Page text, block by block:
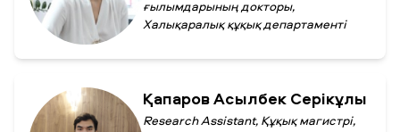
ғылымдарының докторы,
Халықаралық құқық департаменті
Қапаров Асылбек Серікұлы
Research Assistant, Құқық магистрі,